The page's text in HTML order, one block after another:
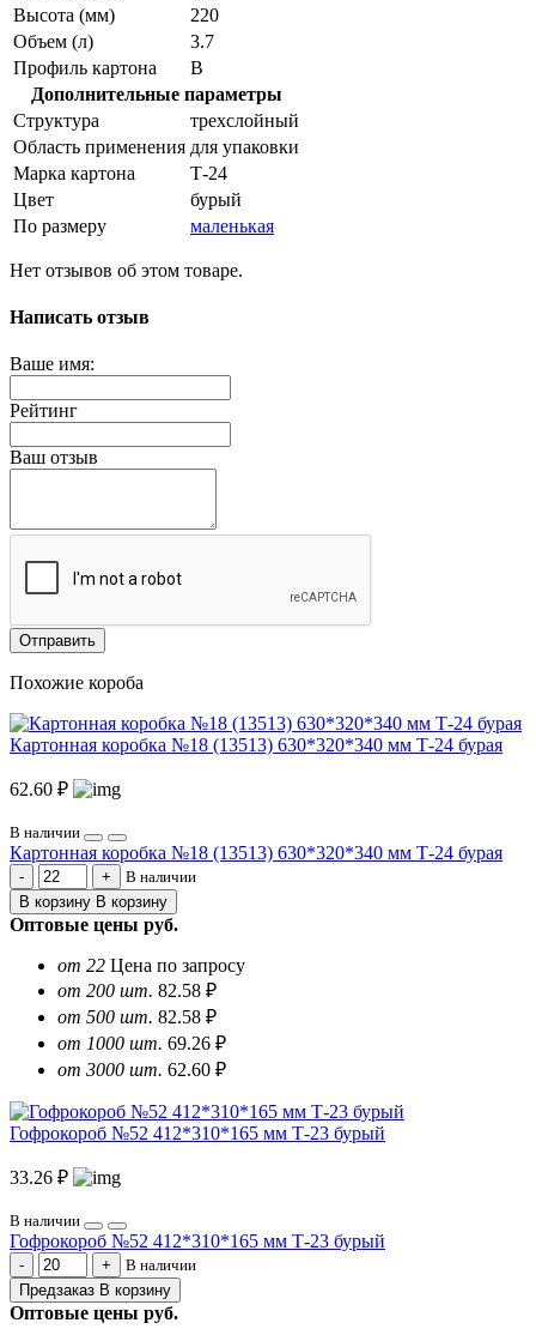
Высота (мм)
220
Объем (л)
3.7
Профиль картона
В
Дополнительные параметры
Структура
трехслойный
Область применения для упаковки
Марка картона
Т-24
Цвет
бурый
По размеру
маленькая
Нет отзывов об этом товаре.
Написать отзыв
Ваше имя:
Рейтинг
Ваш отзыв
Отправить
Похожие короба
Картонная коробка №18 (13513) 630*320*340 мм Т-24 бурая
62.60 ₽
В наличии
Картонная коробка №18 (13513) 630*320*340 мм Т-24 бурая
В наличии
В корзину В корзину
Оптовые цены руб.
от 22 Цена по запросу
от 200 шт. 82.58 ₽
от 500 шт. 82.58 ₽
от 1000 шт. 69.26 ₽
от 3000 шт. 62.60 ₽
Гофрокороб №52 412*310*165 мм Т-23 бурый
33.26 ₽
В наличии
Гофрокороб №52 412*310*165 мм Т-23 бурый
В наличии
Предзаказ В корзину
Оптовые цены руб.